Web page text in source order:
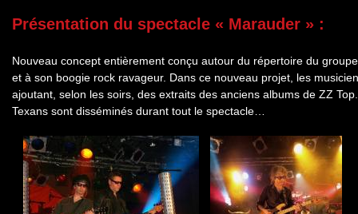
Présentation du spectacle « Marauder » :
Nouveau concept entièrement conçu autour du répertoire du
et à son boogie rock ravageur. Dans ce nouveau projet, les
ajoutant, selon les soirs, des extraits des anciens albums de ZZ
Texans sont disséminés durant tout le spectacle…